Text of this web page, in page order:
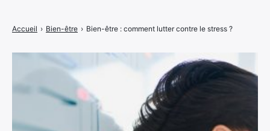
Accueil › Bien-être › Bien-être : comment lutter contre le stress ?
Chirurgie
Maladies